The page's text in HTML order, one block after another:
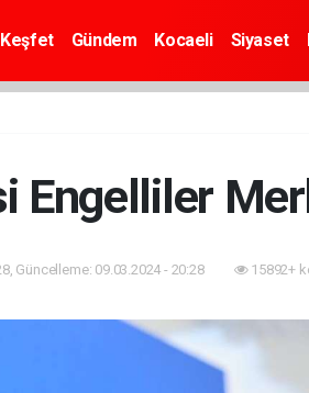
Keşfet Gündem Kocaeli Siyaset
Engelliler
Güncelleme: 09.03.2024 - 20:28 15892+